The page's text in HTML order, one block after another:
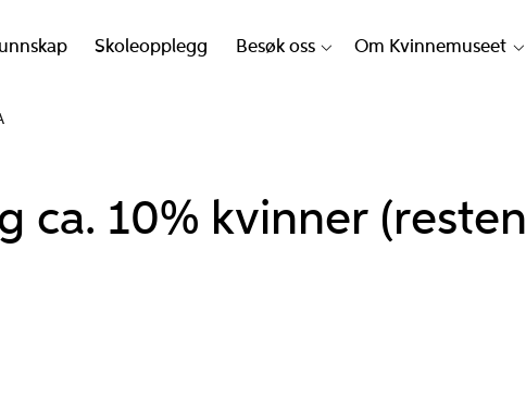
Skoleopplegg Besøk oss Om Kvinnemuseet
ca. 10% kvinner (resten